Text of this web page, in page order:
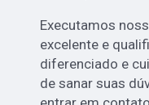
Executamos
excelente e
diferenciado e
de sanar suas